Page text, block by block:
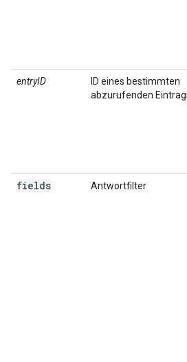
entryID
ID eines bestimmten
abzurufenden
fields
Antwortfilter